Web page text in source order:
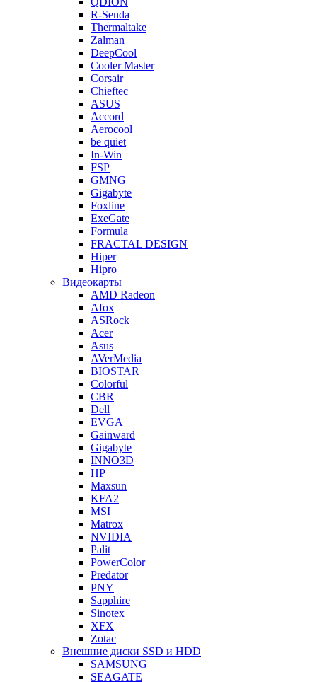
R-Senda
Thermaltake
Zalman
DeepCool
Cooler Master
Corsair
Chieftec
ASUS
Accord
Aerocool
be quiet
In-Win
FSP
GMNG
Gigabyte
Foxline
ExeGate
Formula
FRACTAL DESIGN
Hiper
Hipro
Видеокарты
AMD Radeon
Afox
ASRock
Acer
Asus
AVerMedia
BIOSTAR
Colorful
CBR
Dell
EVGA
Gainward
Gigabyte
INNO3D
HP
Maxsun
KFA2
MSI
Matrox
NVIDIA
Palit
PowerColor
Predator
PNY
Sapphire
Sinotex
XFX
Zotac
Внешние диски SSD и HDD
SAMSUNG
SEAGATE